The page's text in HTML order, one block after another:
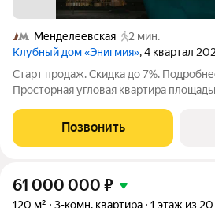
Менделеевская
2 мин.
Клубный дом «Энигмия», 4 квартал
Старт продаж. Скидка до 7%. Подробнее в отделе
Просторная угловая квартира
и во двор. Продуманная планировка с
гардеробной с окном. ЭНИГМИЯ
Позвонить
61 000 000 ₽
120 м² 3-комн. квартира 1 этаж из 20